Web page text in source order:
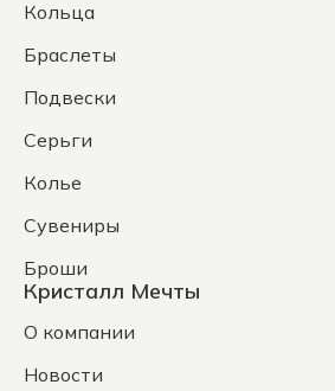
Кольца
Браслеты
Подвески
Серьги
Колье
Сувениры
Броши
Кристалл Мечты
О компании
Новости